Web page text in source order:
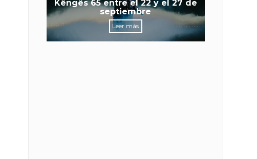
Këngës 65 entre el 22 y el 27 de
septiembre
Leer más